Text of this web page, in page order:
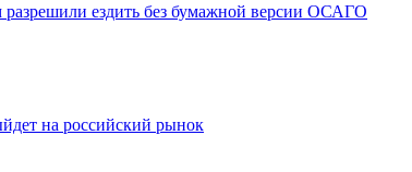
разрешили ездить без бумажной версии ОСАГО
на российский рынок